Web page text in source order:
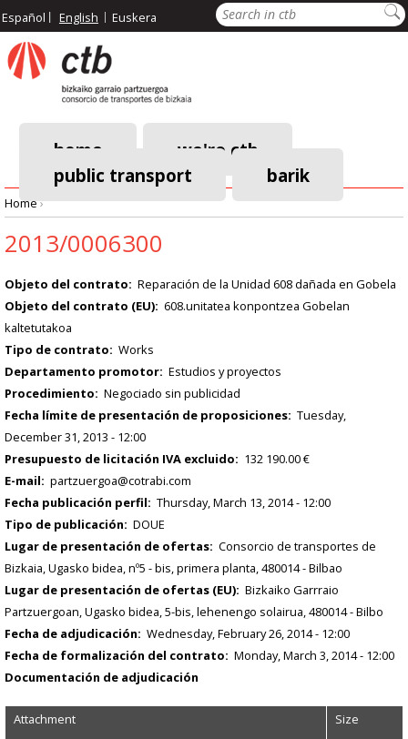
Skip
to
main
content
Search
Español English Euskera
Main
navigation
home
we're ctb
public transport
barik
Breadcrumb
Home›
2013/0006300
Objeto del contrato
Reparación de la Unidad 608 dañada en Gobela
Objeto del contrato (EU)
608.unitatea konpontzea Gobelan
kaltetutakoa
Tipo de contrato
Works
Departamento promotor Estudios y proyectos
Procedimiento
Negociado sin publicidad
Fecha límite de presentación de proposiciones Tuesday,
December 31, 2013 - 12:00
Presupuesto de licitación IVA excluido
132 190.00 €
E-mail
partzuergoa@cotrabi.com
Fecha publicación perfil
Thursday, March 13, 2014 - 12:00
Tipo de publicación
DOUE
Lugar de presentación de ofertas Consorcio de transportes de
Bizkaia, Ugasko bidea, nº5 - bis, primera planta, 480014 - Bilbao
Lugar de presentación de ofertas (EU) Bizkaiko Garrraio
Partzuergoan, Ugasko bidea, 5-bis, lehenengo solairua, 480014 - Bilbo
Fecha de adjudicación
Wednesday, February 26, 2014 - 12:00
Fecha de formalización del contrato
Monday, March 3, 2014 - 12:00
Documentación de adjudicación
Attachment Size